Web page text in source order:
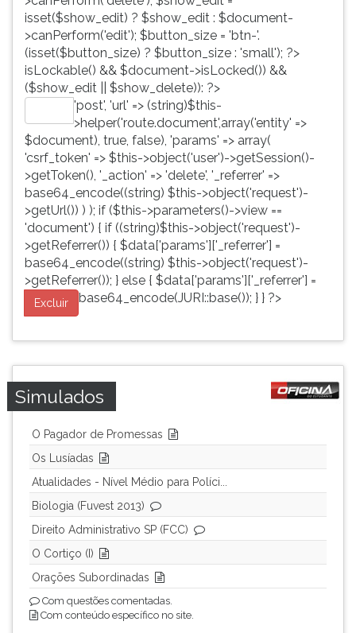
isset($show_edit) ? $show_edit : $document-
>canPerform('edit'); $button_size = 'btn-'.
(isset($button_size) ? $button_size : 'small'); ?>
isLockable() && $document->isLocked()) &&
($show_edit || $show_delete)): ?>
'post', 'url' => (string)$this-
>helper('route.document',array('entity' =>
$document), true, false), 'params' => array(
'csrf_token' => $this->object('user')->getSession()-
>getToken(), '_action' => 'delete', '_referrer' =>
base64_encode((string) $this->object('request')-
>getUrl()) ) ); if ($this->parameters()->view ==
'document') { if ((string)$this->object('request')-
>getReferrer()) { $data['params']['_referrer'] =
base64_encode((string) $this->object('request')-
>getReferrer()); } else { $data['params']['_referrer'] =
base64_encode(JURI::base()); } } ?>
Excluir
Simulados
O Pagador de Promessas
Os Lusíadas
Atualidades - Nível Médio para Políci...
Biologia (Fuvest 2013)
Direito Administrativo SP (FCC)
O Cortiço (I)
Orações Subordinadas
Com questões comentadas.
Com conteúdo específico no site.